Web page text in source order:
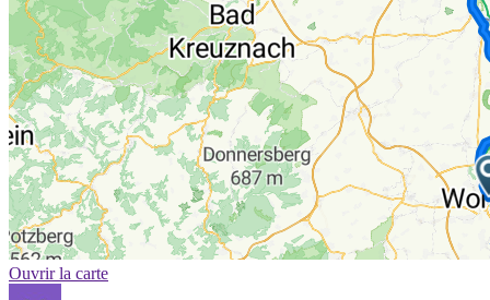
Ouvrir la carte